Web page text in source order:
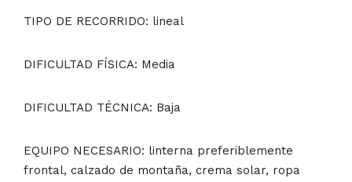
TIPO DE RECORRIDO: lineal
DIFICULTAD FÍSICA: Media
DIFICULTAD TÉCNICA: Baja
EQUIPO NECESARIO: linterna preferiblemente
frontal, calzado de montaña, crema solar, ropa